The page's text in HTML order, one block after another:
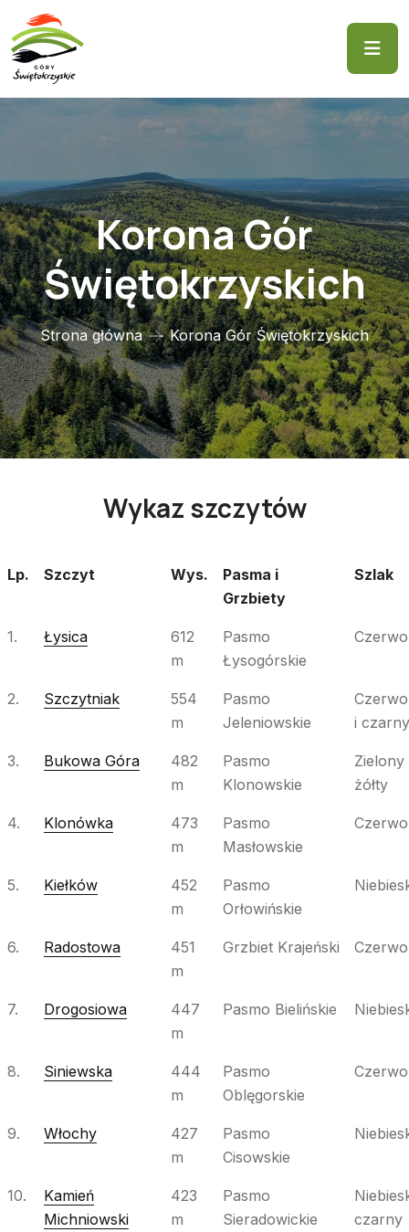
Korona Gór
Świętokrzyskich
Strona główna Korona Gór Świętokrzyskich
Wykaz szczytów
Lp. Szczyt Wys.
Pasma i
Grzbiety
Szlak
Lp. Szczyt Wys.
Pasma i
Grzbiety
Szlak
1. Łysica
612
m
Pasmo
Łysogórskie
2. Szczytniak
554
m
Pasmo
Jeleniowskie
i czarny
3. Bukowa Góra
482
m
Pasmo
Klonowskie
Zielony
żółty
4. Klonówka
473
m
Pasmo
Masłowskie
5. Kiełków
452
m
Pasmo
Orłowińskie
6. Radostowa
451
m
Grzbiet Krajeński
7. Drogosiowa
447
m
Pasmo Bielińskie
8. Siniewska
444
m
Pasmo
Oblęgorskie
9. Włochy
427
m
Pasmo
Cisowskie
10.
Kamień
Michniowski
423
m
Pasmo
Sieradowickie
czarny